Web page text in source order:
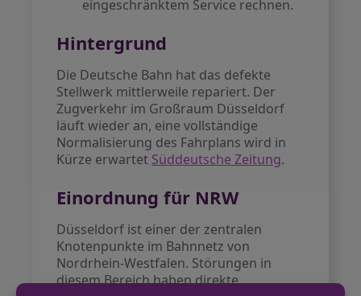
eingeschränktem Service rechnen.
Hintergrund
Die Deutsche Bahn hat das defekte
Stellwerk mittlerweile repariert. Der
Zugverkehr im Großraum Düsseldorf
läuft wieder an, eine vollständige
Normalisierung des Fahrplans wird in
Kürze erwartet Süddeutsche Zeitung.
Einordnung für NRW
Düsseldorf ist einer der zentralen
Knotenpunkte im Bahnnetz von
Nordrhein-Westfalen. Störungen in
diesem Bereich haben direkte